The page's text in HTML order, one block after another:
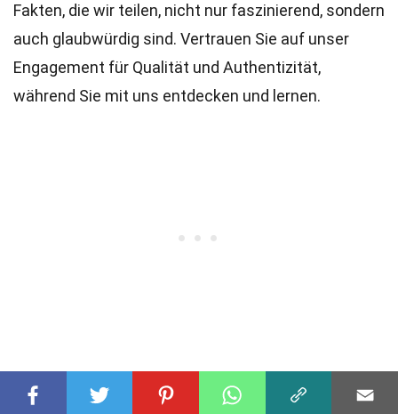
Fakten, die wir teilen, nicht nur faszinierend, sondern
auch glaubwürdig sind. Vertrauen Sie auf unser
Engagement für Qualität und Authentizität,
während Sie mit uns entdecken und lernen.
Teile diesen Fakt: